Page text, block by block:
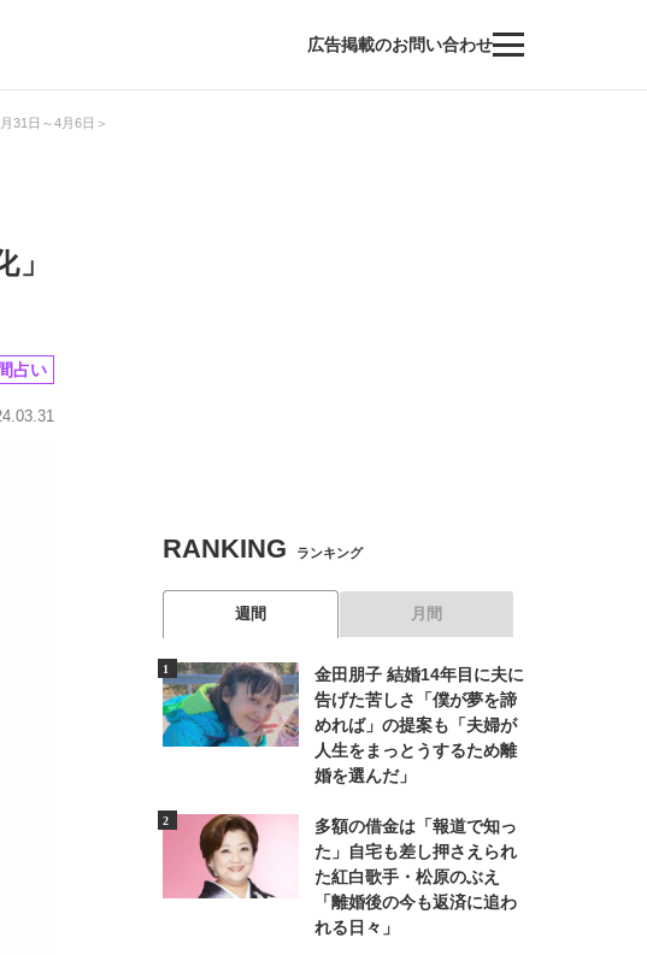
広告掲載のお問い合わせ
31日～4月6日＞
占い
RANKING ランキング
週間 月間
金田朋子 結婚14年目に夫に
告げた苦しさ「僕が夢を諦
めれば」の提案も「夫婦が
人生をまっとうするため離
婚を選んだ」
多額の借金は「報道で知っ
た」自宅も差し押さえられ
た紅白歌手・松原のぶえ
「離婚後の今も返済に追わ
れる日々」